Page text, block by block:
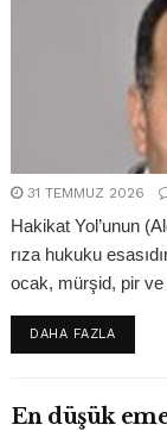
31 TEMMUZ 2026
Hakikat Yol’unun
rıza hukuku
ocak, mürşid, pir ve
DAHA FAZLADETAILS
En düşük